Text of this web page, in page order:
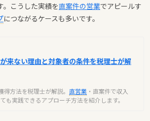
。こうした実績を直案件の営業でアピールす
につながるケースも多いです。
来ない理由と対象者の条件を税理士が解
方法を税理士が解説。 直営業 ・直案件で収入
も実践できるアプローチ方法を紹介します。